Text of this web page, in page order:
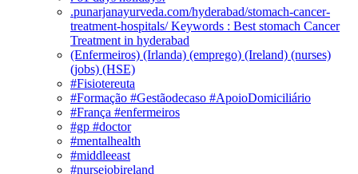
.punarjanayurveda.com/hyderabad/stomach-cancer-
treatment-hospitals/ Keywords : Best stomach Cancer
Treatment in hyderabad
(Enfermeiros) (Irlanda) (emprego) (Ireland) (nurses)
(jobs) (HSE)
#Fisiotereuta
#Formação #Gestãodecaso #ApoioDomiciliário
#França #enfermeiros
#gp #doctor
#mentalhealth
#middleeast
#nursejobireland